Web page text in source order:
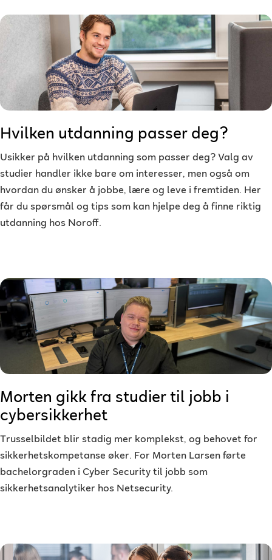
Hvilken utdanning passer deg?
Usikker på hvilken utdanning som passer deg? Valg av
studier handler ikke bare om interesser, men også om
hvordan du ønsker å jobbe, lære og leve i fremtiden. Her
får du spørsmål og tips som kan hjelpe deg å finne riktig
utdanning hos Noroff.
Morten gikk fra studier til jobb i
cybersikkerhet
Trusselbildet blir stadig mer komplekst, og behovet for
sikkerhetskompetanse øker. For Morten Larsen førte
bachelorgraden i Cyber Security til jobb som
sikkerhetsanalytiker hos Netsecurity.